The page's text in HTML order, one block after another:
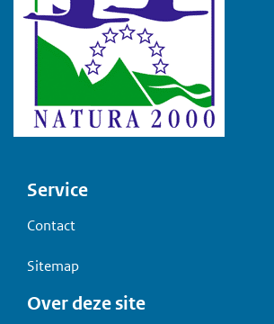
Voet
Service
Contact
Sitemap
Over deze site